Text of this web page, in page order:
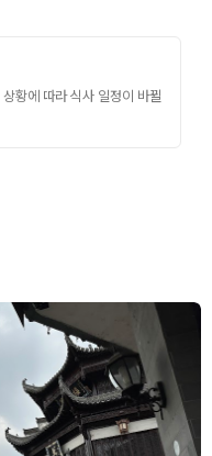
황에 따라 식사 일정이 바뀔